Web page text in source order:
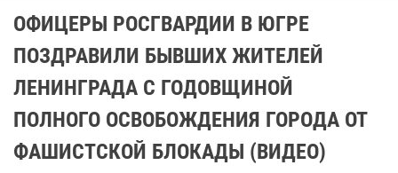
ОФИЦЕРЫ РОСГВАРДИИ В ЮГРЕ
ПОЗДРАВИЛИ БЫВШИХ ЖИТЕЛЕЙ
ЛЕНИНГРАДА С ГОДОВЩИНОЙ
ПОЛНОГО ОСВОБОЖДЕНИЯ ГОРОДА ОТ
ФАШИСТСКОЙ БЛОКАДЫ (ВИДЕО)